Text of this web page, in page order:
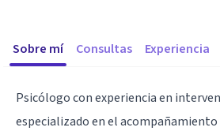
Sobre mí Consultas Experiencia
Psicólogo con experiencia en
especializado en el